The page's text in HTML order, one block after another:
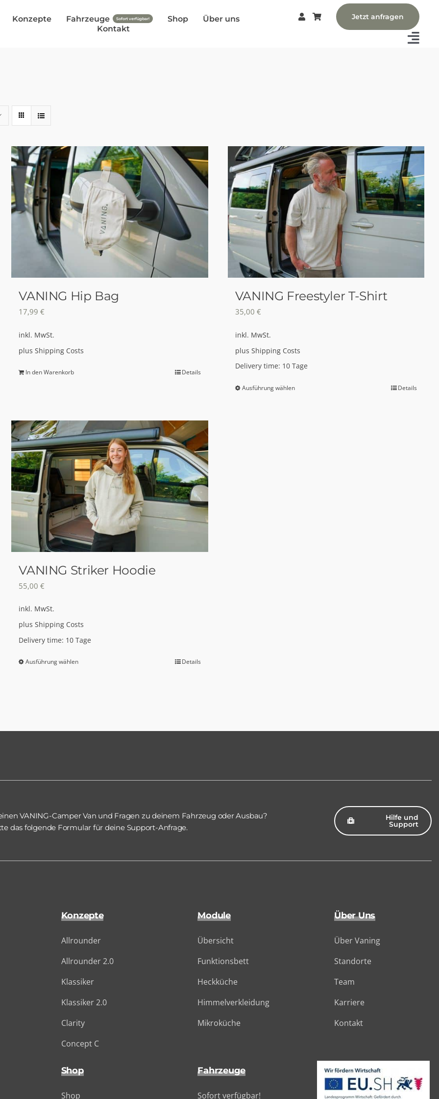
Konzepte Fahrzeuge Sofort verfügbar! Shop
Über uns
Kontakt
Jetzt anfragen
VANING Hip Bag
17,99€
inkl. MwSt.
plusShipping Costs
In den Warenkorb Details
VANING Freestyler T-Shirt
35,00 €
inkl. MwSt.
plus Shipping Costs
Delivery time: 10 Tage
Ausführung wählenDieses
Details
VANING Striker Hoodie
55,00€
inkl. MwSt.
plusShipping Costs
Delivery time: 10 Tage
Ausführung wählenDieses
auf.
Produktseite
gewählt
Details
VANING-Camper Van und Fragen zu deinem Fahrzeug oder Ausbau?
das folgende Formular für deine Support-Anfrage.
Hilfe und
Support
Konzepte
Allrounder
Allrounder 2.0
Klassiker
Klassiker 2.0
Clarity
Concept C
Module
Übersicht
Funktionsbett
Heckküche
Himmelverkleidung
Mikroküche
Über Uns
Über Vaning
Standorte
Team
Karriere
Kontakt
Shop
Shop
Fahrzeuge
Sofort verfügbar!